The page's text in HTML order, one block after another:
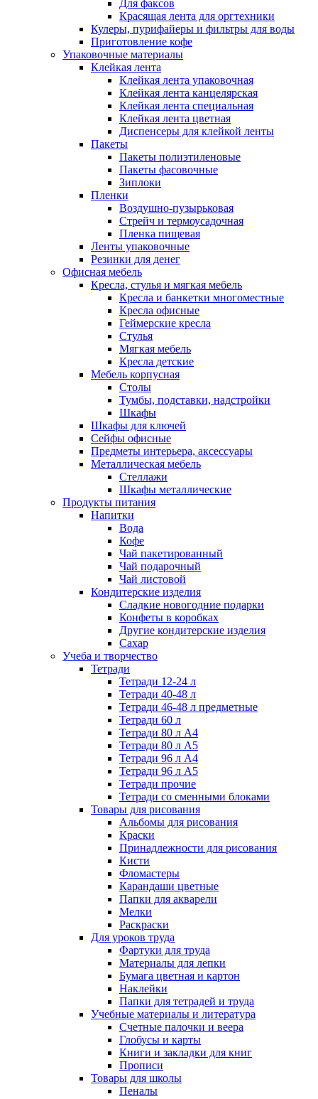
Для факсов
Красящая лента для оргтехники
Кулеры, пурифайеры и фильтры для воды
Приготовление кофе
Упаковочные материалы
Клейкая лента
Клейкая лента упаковочная
Клейкая лента канцелярская
Клейкая лента специальная
Клейкая лента цветная
Диспенсеры для клейкой ленты
Пакеты
Пакеты полиэтиленовые
Пакеты фасовочные
Зиплоки
Пленки
Воздушно-пузырьковая
Стрейч и термоусадочная
Пленка пищевая
Ленты упаковочные
Резинки для денег
Офисная мебель
Кресла, стулья и мягкая мебель
Кресла и банкетки многоместные
Кресла офисные
Геймерские кресла
Стулья
Мягкая мебель
Кресла детские
Мебель корпусная
Столы
Тумбы, подставки, надстройки
Шкафы
Шкафы для ключей
Сейфы офисные
Предметы интерьера, аксессуары
Металлическая мебель
Стеллажи
Шкафы металлические
Продукты питания
Напитки
Вода
Кофе
Чай пакетированный
Чай подарочный
Чай листовой
Кондитерские изделия
Сладкие новогодние подарки
Конфеты в коробках
Другие кондитерские изделия
Сахар
Учеба и творчество
Тетради
Тетради 12-24 л
Тетради 40-48 л
Тетради 46-48 л предметные
Тетради 60 л
Тетради 80 л А4
Тетради 80 л А5
Тетради 96 л А4
Тетради 96 л А5
Тетради прочие
Тетради со сменными блоками
Товары для рисования
Альбомы для рисования
Краски
Принадлежности для рисования
Кисти
Фломастеры
Карандаши цветные
Папки для акварели
Мелки
Раскраски
Для уроков труда
Фартуки для труда
Материалы для лепки
Бумага цветная и картон
Наклейки
Папки для тетрадей и труда
Учебные материалы и литература
Счетные палочки и веера
Глобусы и карты
Книги и закладки для книг
Прописи
Товары для школы
Пеналы